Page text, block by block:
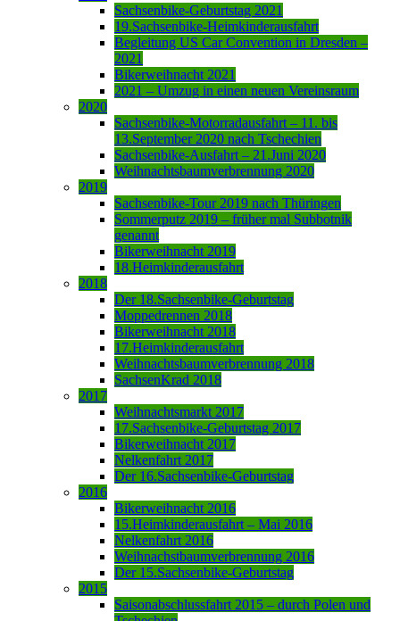
Sachsenbike-Geburtstag 2021
19.Sachsenbike-Heimkinderausfahrt
Begleitung US Car Convention in Dresden –
2021
Bikerweihnacht 2021
2021 – Umzug in einen neuen Vereinsraum
2020
Sachsenbike-Motorradausfahrt – 11. bis
13.September 2020 nach Tschechien
Sachsenbike-Ausfahrt – 21.Juni 2020
Weihnachtsbaumverbrennung 2020
2019
Sachsenbike-Tour 2019 nach Thüringen
Sommerputz 2019 – früher mal Subbotnik
genannt
Bikerweihnacht 2019
18.Heimkinderausfahrt
2018
Der 18.Sachsenbike-Geburtstag
Moppedrennen 2018
Bikerweihnacht 2018
17.Heimkinderausfahrt
Weihnachtsbaumverbrennung 2018
SachsenKrad 2018
2017
Weihnachtsmarkt 2017
17.Sachsenbike-Geburtstag 2017
Bikerweihnacht 2017
Nelkenfahrt 2017
Der 16.Sachsenbike-Geburtstag
2016
Bikerweihnacht 2016
15.Heimkinderausfahrt – Mai 2016
Nelkenfahrt 2016
Weihnachstbaumverbrennung 2016
Der 15.Sachsenbike-Geburtstag
2015
Saisonabschlussfahrt 2015 – durch Polen und